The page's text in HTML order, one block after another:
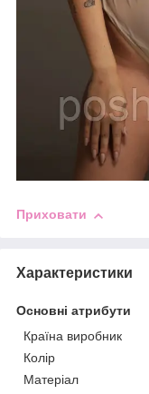
Приховати
Характеристики
Основні атрибути
Країна виробник
Колір
Матеріал